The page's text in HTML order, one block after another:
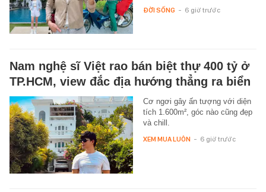
ĐỜI SỐNG - 6 giờ trước
Nam nghệ sĩ Việt rao bán biệt thự 400 tỷ ở
TP.HCM, view đắc địa hướng thẳng ra biển
Cơ ngơi gây ấn tượng với diện
tích 1.600m², góc nào cũng đẹp
và chill.
XEM MUA LUÔN - 6 giờ trước